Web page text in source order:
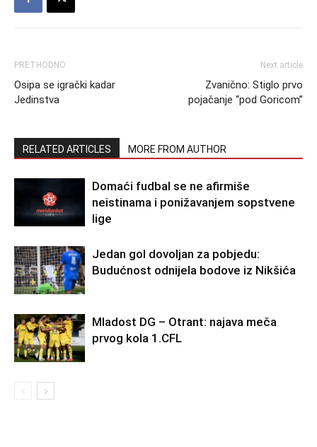
PRETHODNO
Osipa se igrački kadar
Jedinstva
Next article
Zvanično: Stiglo prvo
pojačanje “pod Goricom”
RELATED ARTICLES MORE FROM AUTHOR
Domaći fudbal se ne afirmiše
neistinama i ponižavanjem sopstvene
lige
Jedan gol dovoljan za pobjedu:
Budućnost odnijela bodove iz Nikšića
Mladost DG – Otrant: najava meča
prvog kola 1.CFL